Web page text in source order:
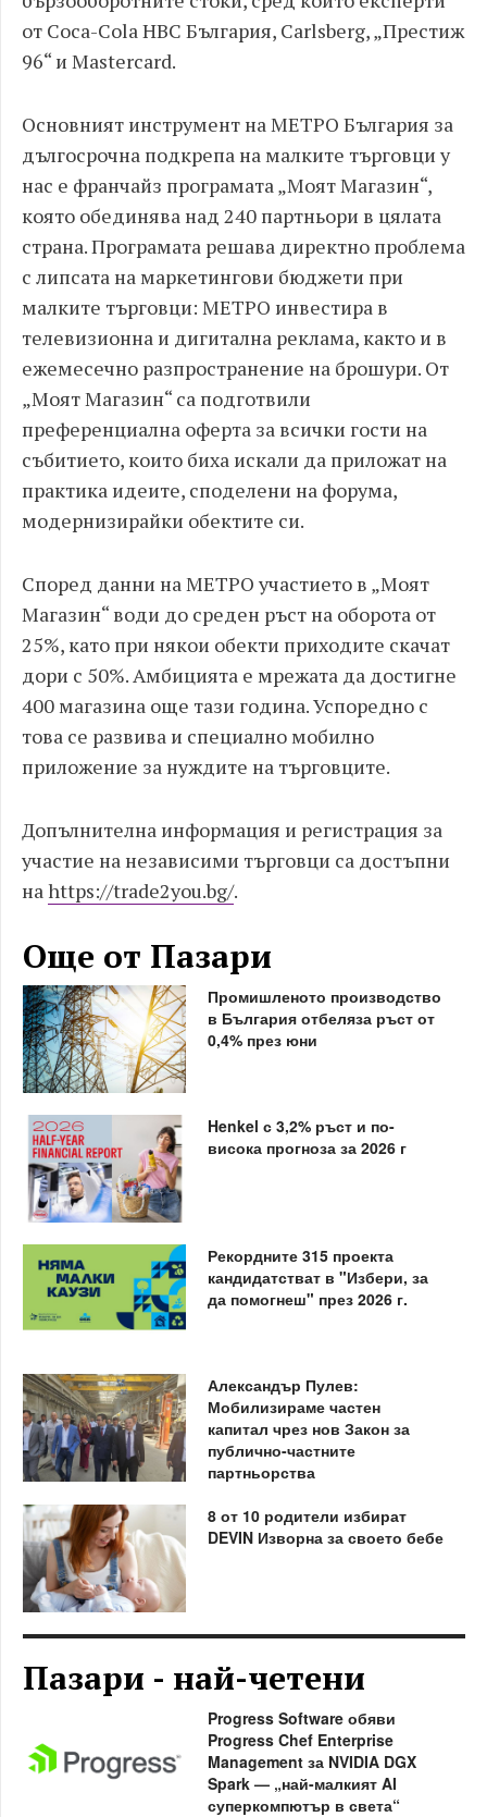
от Coca-Cola HBC България, Carlsberg, „Престиж
96“ и Mastercard.
Основният инструмент на МЕТРО България за
дългосрочна подкрепа на малките търговци у
нас е франчайз програмата „Моят Магазин“,
която обединява над 240 партньори в цялата
страна. Програмата решава директно проблема
с липсата на маркетингови бюджети при
малките търговци: МЕТРО инвестира в
телевизионна и дигитална реклама, както и в
ежемесечно разпространение на брошури. От
„Моят Магазин“ са подготвили
преференциална оферта за всички гости на
събитието, които биха искали да приложат на
практика идеите, споделени на форума,
модернизирайки обектите си.
Според данни на МЕТРО участието в „Моят
Магазин“ води до среден ръст на оборота от
25%, като при някои обекти приходите скачат
дори с 50%. Амбицията е мрежата да достигне
400 магазина още тази година. Успоредно с
това се развива и специално мобилно
приложение за нуждите на търговците.
Допълнителна информация и регистрация за
участие на независими търговци са достъпни
наhttps://trade2you.bg/.
Още от Пазари
Промишленото производство
в България отбеляза ръст от
0,4% през юни
Henkel с 3,2% ръст и по-
висока прогноза за 2026 г
Рекордните 315 проекта
кандидатстват в "Избери, за
да помогнеш" през 2026 г.
Александър Пулев:
Мобилизираме частен
капитал чрез нов Закон за
публично-частните
партньорства
8 от 10 родители избират
DEVIN Изворна за своето бебе
Пазари - най-четени
Progress Software обяви
Progress Chef Enterprise
Management за NVIDIA DGX
Spark — „най-малкият AI
суперкомпютър в света“